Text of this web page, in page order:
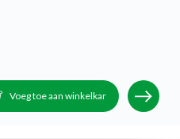
Voeg toe aan winkelkar